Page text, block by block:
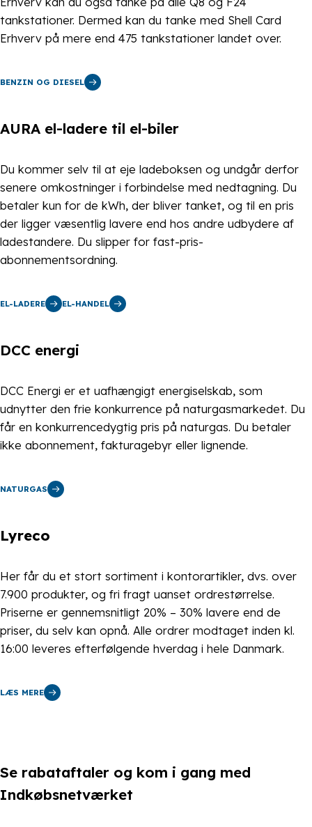
tankstationer. Dermed kan du tanke med Shell Card
Erhverv på mere end 475 tankstationer landet over.
BENZIN OG DIESEL
AURA el-ladere til el-biler
Du kommer selv til at eje ladeboksen og undgår derfor
senere omkostninger i forbindelse med nedtagning. Du
betaler kun for de kWh, der bliver tanket, og til en pris
der ligger væsentlig lavere end hos andre udbydere af
ladestandere. Du slipper for fast-pris-
abonnementsordning.
EL-LADERE EL-HANDEL
DCC energi
DCC Energi er et uafhængigt energiselskab, som
udnytter den frie konkurrence på naturgasmarkedet. Du
får en konkurrencedygtig pris på naturgas. Du betaler
ikke abonnement, fakturagebyr eller lignende.
NATURGAS
Lyreco
Her får du et stort sortiment i kontorartikler, dvs. over
7.900 produkter, og fri fragt uanset ordrestørrelse.
Priserne er gennemsnitligt 20% – 30% lavere end de
priser, du selv kan opnå. Alle ordrer modtaget inden kl.
16:00 leveres efterfølgende hverdag i hele Danmark.
LÆS MERE
Se rabataftaler og kom i gang med
Indkøbsnetværket